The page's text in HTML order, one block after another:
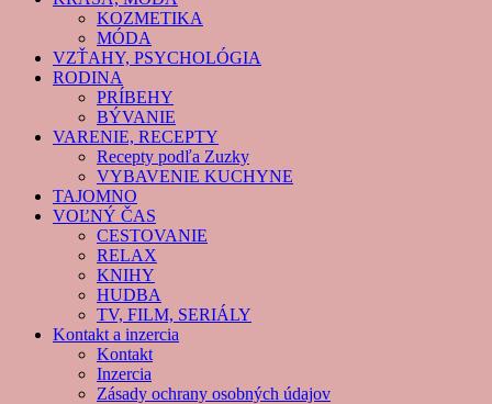
KOZMETIKA
MÓDA
VZŤAHY, PSYCHOLÓGIA
RODINA
PRÍBEHY
BÝVANIE
VARENIE, RECEPTY
Recepty podľa Zuzky
VYBAVENIE KUCHYNE
TAJOMNO
VOĽNÝ ČAS
CESTOVANIE
RELAX
KNIHY
HUDBA
TV, FILM, SERIÁLY
Kontakt a inzercia
Kontakt
Inzercia
Zásady ochrany osobných údajov